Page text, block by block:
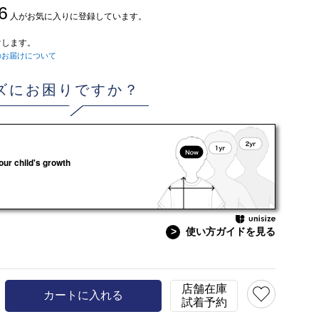
人がお気に入りに登録しています。
ます。
届けについて
にお困りですか？
child's growth
> 使い方ガイドを見る
カートに入れる
店舗在庫
試着予約